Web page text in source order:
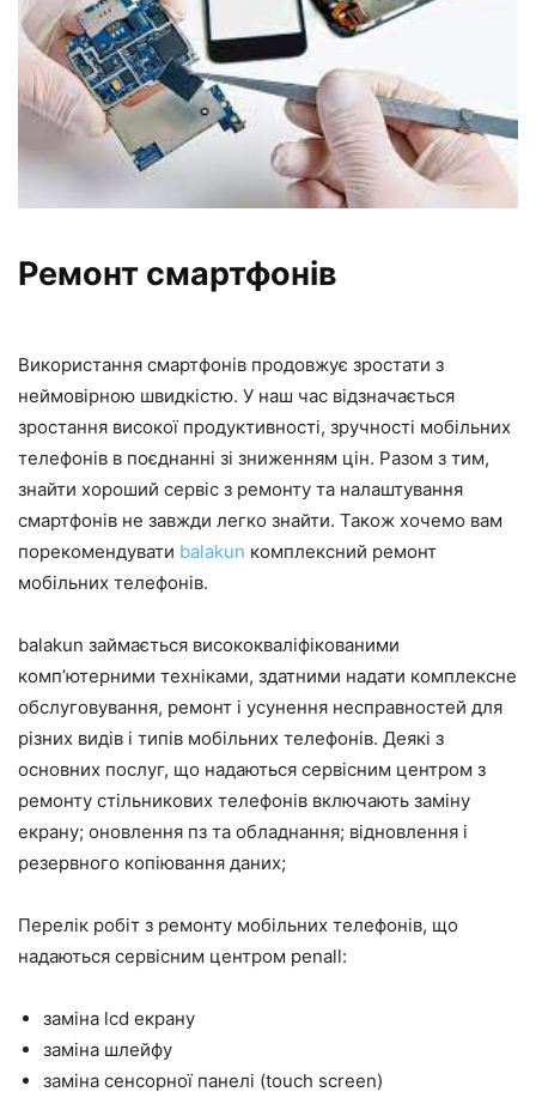
Ремонт смартфонів
Використання смартфонів продовжує зростати з
неймовірною швидкістю. У наш час відзначається
зростання високої продуктивності, зручності мобільних
телефонів в поєднанні зі зниженням цін. Разом з тим,
знайти хороший сервіс з ремонту та налаштування
смартфонів не завжди легко знайти. Також хочемо вам
порекомендувати balakun комплексний ремонт
мобільних телефонів.
balakun займається висококваліфікованими
комп’ютерними техніками, здатними надати комплексне
обслуговування, ремонт і усунення несправностей для
різних видів і типів мобільних телефонів. Деякі з
основних послуг, що надаються сервісним центром з
ремонту стільникових телефонів включають заміну
екрану; оновлення пз та обладнання; відновлення і
резервного копіювання даних;
Перелік робіт з ремонту мобільних телефонів, що
надаються сервісним центром penall:
заміна lcd екрану
заміна шлейфу
заміна сенсорної панелі (touch screen)